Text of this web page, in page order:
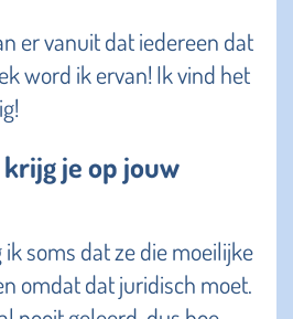
er vanuit dat iedereen dat
word ik ervan! Ik vind het
je op jouw
soms dat ze die moeilijke
omdat dat juridisch moet.